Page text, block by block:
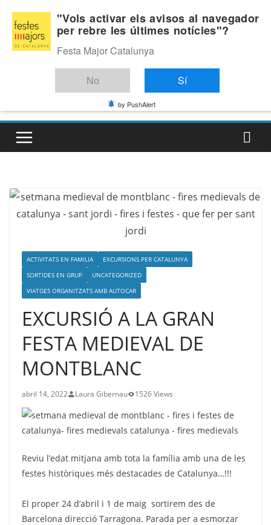
content
Divendres, agost 7, 2026
Última:
ACTIVITATS EN FAMILIA
EXCURSIONS PER CATALUNYA
SORTIDES EN GRUP
UNCATEGORIZED
VIATGES ORGANITZATS AMB AUTOCAR
EXCURSIÓ A LA GRAN
FESTA MEDIEVAL DE
MONTBLANC
abril 14, 2022 Laura Gibernau 1526 Views
Reviu l’edat mitjana amb tota la família amb una de les
festes històriques més destacades de Catalunya…!!!
El proper 24 d’abril i 1 de maig sortirem des de
Barcelona direcció Tarragona. Parada per a esmorzar
"Vols activar els avisos al navegador
per rebre les últimes notícies"?
Festa Major Catalunya
No Sí
by PushAlert